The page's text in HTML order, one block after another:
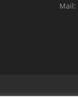
Mail: